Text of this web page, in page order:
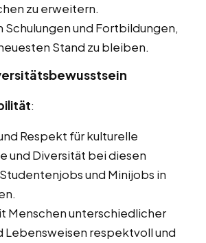
zu erweitern.
Schulungen und Fortbildungen,
Stand zu bleiben.
:
Respekt für kulturelle
und Diversität bei diesen
und Minijobs in
Menschen unterschiedlicher
Lebensweisen respektvoll und